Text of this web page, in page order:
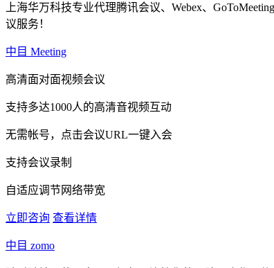
上海华万科技专业代理腾讯会议、Webex、
议服务！
中目 Meeting
高清面对面视频会议
支持多达1000人的高清音视频互动
无需帐号，点击会议URL一键入会
支持会议录制
自适应调节网络带宽
立即咨询 查看详情
中目 zomo